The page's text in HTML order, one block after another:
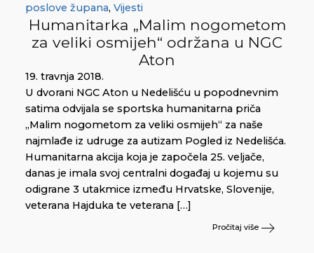
poslove župana, Vijesti
Humanitarka „Malim nogometom
za veliki osmijeh“ održana u NGC
Aton
19. travnja 2018.
U dvorani NGC Aton u Nedelišću u popodnevnim
satima odvijala se sportska humanitarna priča
„Malim nogometom za veliki osmijeh“ za naše
najmlađe iz udruge za autizam Pogled iz Nedelišća.
Humanitarna akcija koja je započela 25. veljače,
danas je imala svoj centralni događaj u kojemu su
odigrane 3 utakmice između Hrvatske, Slovenije,
veterana Hajduka te veterana […]
Pročitaj više